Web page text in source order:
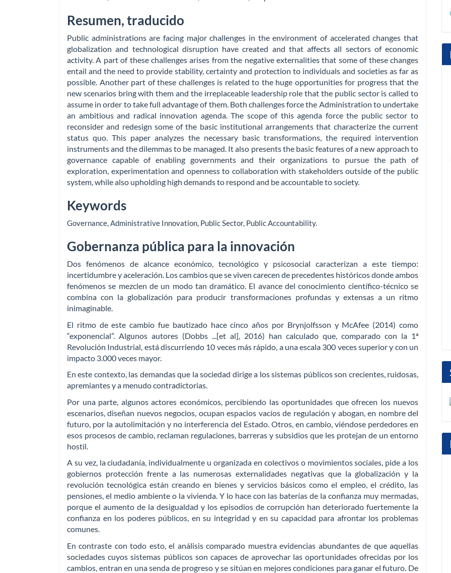
Resumen, traducido
Public administrations are facing major challenges in the environment of accelerated changes that
globalization and technological disruption have created and that affects all sectors of economic
activity. A part of these challenges arises from the negative externalities that some of these changes
entail and the need to provide stability, certainty and protection to individuals and societies as far as
possible. Another part of these challenges is related to the huge opportunities for progress that the
new scenarios bring with them and the irreplaceable leadership role that the public sector is called to
assume in order to take full advantage of them. Both challenges force the Administration to undertake
an ambitious and radical innovation agenda. The scope of this agenda force the public sector to
reconsider and redesign some of the basic institutional arrangements that characterize the current
status quo. This paper analyzes the necessary basic transformations, the required intervention
instruments and the dilemmas to be managed. It also presents the basic features of a new approach to
governance capable of enabling governments and their organizations to pursue the path of
exploration, experimentation and openness to collaboration with stakeholders outside of the public
system, while also upholding high demands to respond and be accountable to society.
Keywords
Governance,Administrative Innovation, Public Sector, Public Accountability.
Gobernanza pública para la innovación
Dos fenómenos de alcance económico, tecnológico y psicosocial caracterizan a este tiempo:
incertidumbre y aceleración. Los cambios que se viven carecen de precedentes históricos donde ambos
fenómenos se mezclen de un modo tan dramático. El avance del conocimiento científico-técnico se
combina con la globalización para producir transformaciones profundas y extensas a un ritmo
inimaginable.
El ritmo de este cambio fue bautizado hace cinco años por Brynjolfsson y McAfee (2014) como
“exponencial”. Algunos autores (Dobbs ...[et al], 2016) han calculado que, comparado con la 1ª
Revolución Industrial, está discurriendo 10 veces más rápido, a una escala 300 veces superior y con un
impacto 3.000 veces mayor.
En este contexto, las demandas que la sociedad dirige a los sistemas públicos son crecientes, ruidosas,
apremiantes y a menudo contradictorias.
Por una parte, algunos actores económicos, percibiendo las oportunidades que ofrecen los nuevos
escenarios, diseñan nuevos negocios, ocupan espacios vacíos de regulación y abogan, en nombre del
futuro, por la autolimitación y no interferencia del Estado. Otros, en cambio, viéndose perdedores en
esos procesos de cambio, reclaman regulaciones, barreras y subsidios que les protejan de un entorno
hostil.
A su vez, la ciudadanía, individualmente u organizada en colectivos o movimientos sociales, pide a los
gobiernos protección frente a las numerosas externalidades negativas que la globalización y la
revolución tecnológica están creando en bienes y servicios básicos como el empleo, el crédito, las
pensiones, el medio ambiente o la vivienda. Y lo hace con las baterías de la confianza muy mermadas,
porque el aumento de la desigualdad y los episodios de corrupción han deteriorado fuertemente la
confianza en los poderes públicos, en su integridad y en su capacidad para afrontar los problemas
comunes.
En contraste con todo esto, el análisis comparado muestra evidencias abundantes de que aquellas
sociedades cuyos sistemas públicos son capaces de aprovechar las oportunidades ofrecidas por los
cambios, entran en una senda de progreso y se sitúan en mejores condiciones para ganar el futuro. De